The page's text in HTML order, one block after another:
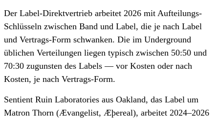
Der Label-Direktvertrieb arbeitet 2026 mit Aufteilungs-
Schlüsseln zwischen Band und Label, die je nach Label
und Vertrags-Form schwanken. Die im Underground
üblichen Verteilungen liegen typisch zwischen 50:50 und
70:30 zugunsten des Labels — vor Kosten oder nach
Kosten, je nach Vertrags-Form.
Sentient Ruin Laboratories aus Oakland, das Label um
Matron Thorn (Ævangelist, Æþereal), arbeitet 2024–2026